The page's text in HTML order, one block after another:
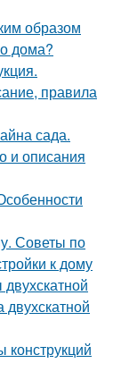
образом
дома?
правила
сада.
и описания
Советы по
к дому